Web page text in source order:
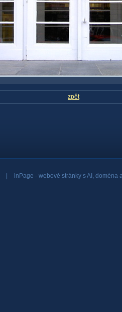
zpět
inPage - webové stránky s AI, doména